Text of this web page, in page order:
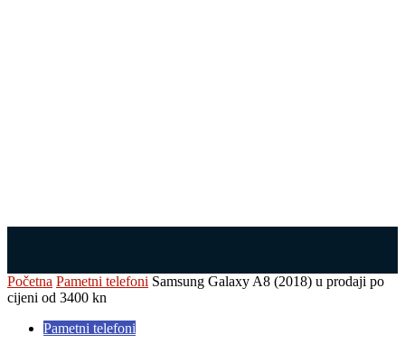
Početna Pametni telefoni Samsung Galaxy A8 (2018) u prodaji po
cijeni od 3400 kn
Pametni telefoni